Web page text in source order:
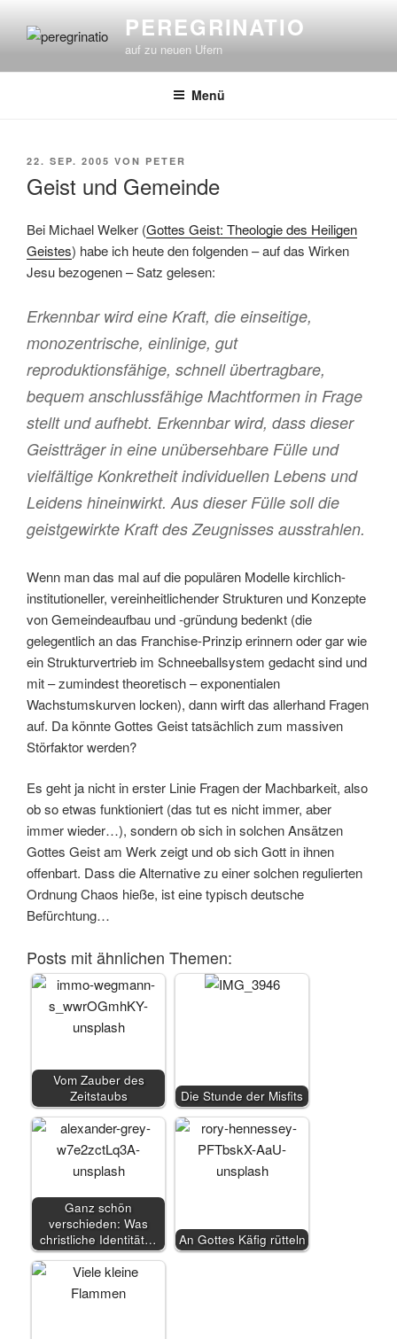
Inhalt
PEREGRINATIO
auf zu neuen Ufern
Menü
VERÖFFENTLICHT
22. SEP. 2005 VON PETER
Geist und Gemeinde
Bei Michael Welker (Gottes Geist: Theologie des Heiligen
Geistes) habe ich heute den folgenden – auf das Wirken
Jesu bezogenen – Satz gelesen:
Erkennbar wird eine Kraft, die einseitige,
monozentrische, einlinige, gut
reproduktionsfähige, schnell übertragbare,
bequem anschlussfähige Machtformen in Frage
stellt und aufhebt. Erkennbar wird, dass dieser
Geistträger in eine unübersehbare Fülle und
vielfältige Konkretheit individuellen Lebens und
Leidens hineinwirkt. Aus dieser Fülle soll die
geistgewirkte Kraft des Zeugnisses ausstrahlen.
Wenn man das mal auf die populären Modelle kirchlich-
institutioneller, vereinheitlichender Strukturen und Konzepte
von Gemeindeaufbau und -gründung bedenkt (die
gelegentlich an das Franchise-Prinzip erinnern oder gar wie
ein Strukturvertrieb im Schneeballsystem gedacht sind und
mit – zumindest theoretisch – exponentialen
Wachstumskurven locken), dann wirft das allerhand Fragen
auf. Da könnte Gottes Geist tatsächlich zum massiven
Störfaktor werden?
Es geht ja nicht in erster Linie Fragen der Machbarkeit, also
ob so etwas funktioniert (das tut es nicht immer, aber
immer wieder…), sondern ob sich in solchen Ansätzen
Gottes Geist am Werk zeigt und ob sich Gott in ihnen
offenbart. Dass die Alternative zu einer solchen regulierten
Ordnung Chaos hieße, ist eine typisch deutsche
Befürchtung…
Posts mit ähnlichen Themen:
Vom Zauber des
Zeitstaubs
Die Stunde der Misfits
Ganz schön
verschieden: Was
christliche Identität…
An Gottes Käfig rütteln